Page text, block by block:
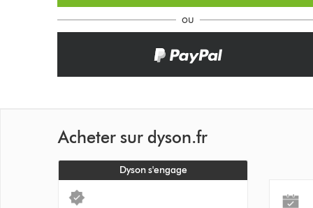
ou
Acheter sur dyson.fr
Dyson s'engage